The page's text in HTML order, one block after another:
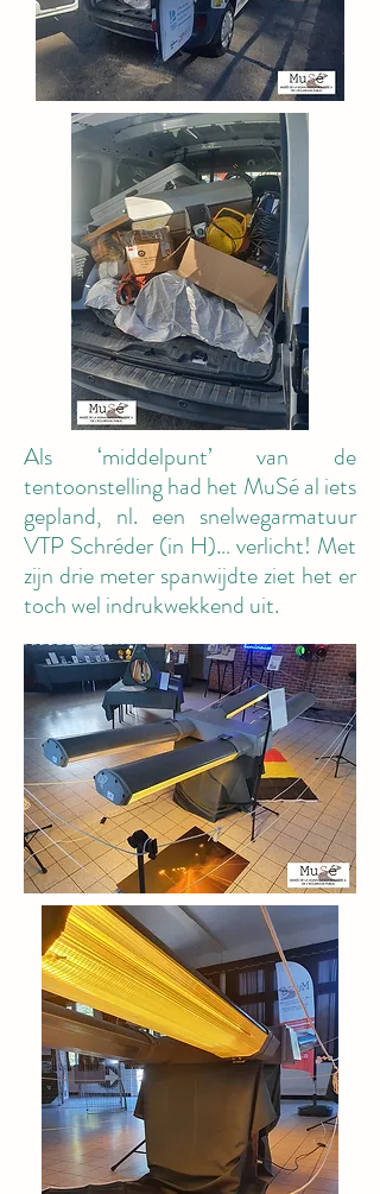
Als ‘middelpunt’ van de
tentoonstelling had het MuSé al iets
gepland, nl. een snelwegarmatuur
VTP Schréder (in H)… verlicht! Met
zijn drie meter spanwijdte ziet het er
toch wel indrukwekkend uit.